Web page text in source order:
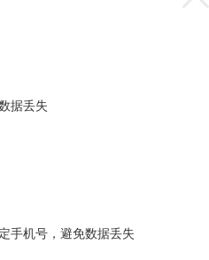
据丢失
手机号，避免数据丢失